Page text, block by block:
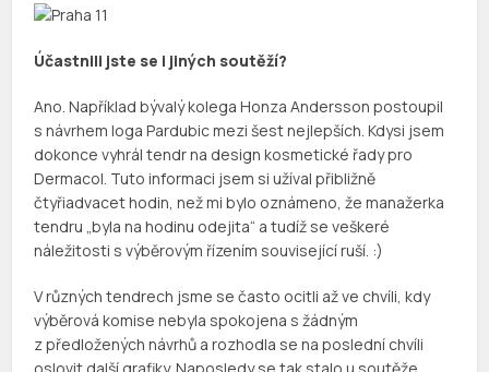
Účastnili jste se i jiných soutěží?
Ano. Například bývalý kolega Honza Andersson postoupil
s návrhem loga Pardubic mezi šest nejlepších. Kdysi jsem
dokonce vyhrál tendr na design kosmetické řady pro
Dermacol. Tuto informaci jsem si užíval přibližně
čtyřiadvacet hodin, než mi bylo oznámeno, že manažerka
tendru „byla na hodinu odejita“ a tudíž se veškeré
náležitosti s výběrovým řízením související ruší. :)
V různých tendrech jsme se často ocitli až ve chvíli, kdy
výběrová komise nebyla spokojena s žádným
z předložených návrhů a rozhodla se na poslední chvíli